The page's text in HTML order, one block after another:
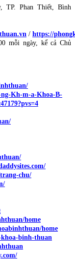
TP. Phan Thiết, Bình
/ https://
mỗi ngày, kể cả Chủ
Kh-m-a-Khoa-B-
chu/
home
home
khoa-binh-thuan